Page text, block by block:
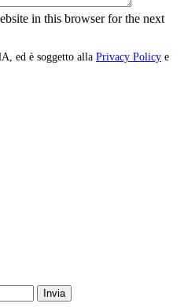
in this browser for the next
ed è soggetto alla Privacy Policy e